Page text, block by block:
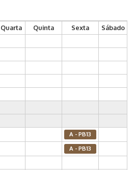
Quarta Quinta Sexta
Sábado
A - PB13
A - PB13